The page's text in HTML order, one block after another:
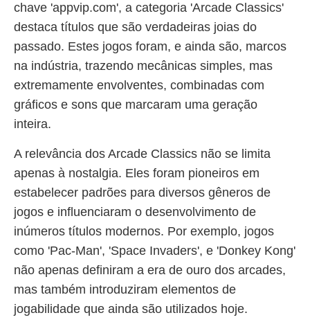
chave 'appvip.com', a categoria 'Arcade Classics'
destaca títulos que são verdadeiras joias do
passado. Estes jogos foram, e ainda são, marcos
na indústria, trazendo mecânicas simples, mas
extremamente envolventes, combinadas com
gráficos e sons que marcaram uma geração
inteira.
A relevância dos Arcade Classics não se limita
apenas à nostalgia. Eles foram pioneiros em
estabelecer padrões para diversos gêneros de
jogos e influenciaram o desenvolvimento de
inúmeros títulos modernos. Por exemplo, jogos
como 'Pac-Man', 'Space Invaders', e 'Donkey Kong'
não apenas definiram a era de ouro dos arcades,
mas também introduziram elementos de
jogabilidade que ainda são utilizados hoje.